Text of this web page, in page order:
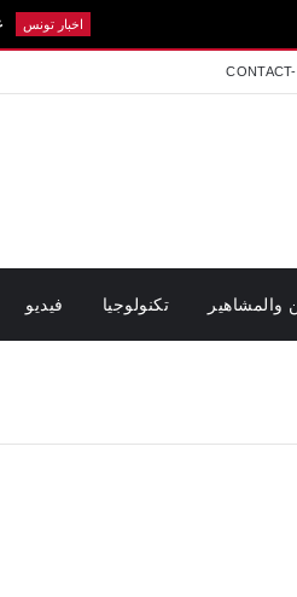
عاجل: سيدي
والمشاهير تكنولوجيا فيديو